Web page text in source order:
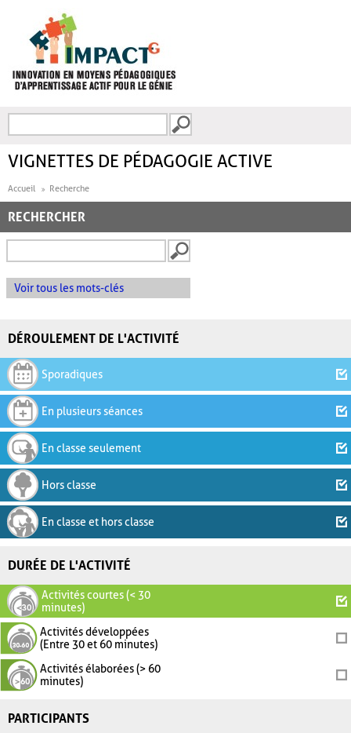
FORMULAIRE DE
VIGNETTES DE PÉDAGOGIE ACTIVE
Accueil Recherche
RECHERCHER
Voir tous les mots-clés
DÉROULEMENT DE L'ACTIVITÉ
Sporadiques
En plusieurs séances
En classe seulement
Hors classe
En classe et hors classe
DURÉE DE L'ACTIVITÉ
Activités courtes (< 30
minutes)
Activités développées
(Entre 30 et 60 minutes)
Activités élaborées (> 60
minutes)
PARTICIPANTS